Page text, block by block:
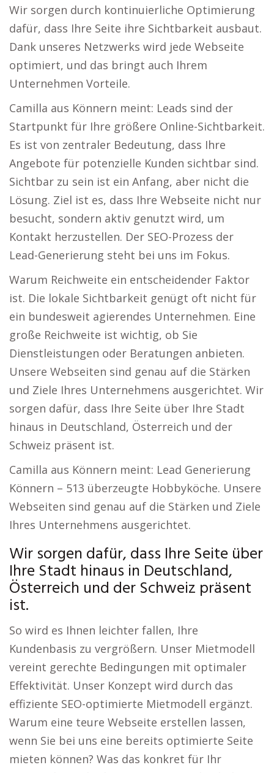
Wir sorgen durch kontinuierliche Optimierung
dafür, dass Ihre Seite ihre Sichtbarkeit ausbaut.
Dank unseres Netzwerks wird jede Webseite
optimiert, und das bringt auch Ihrem
Unternehmen Vorteile.
Camilla aus Könnern meint: Leads sind der
Startpunkt für Ihre größere Online-Sichtbarkeit.
Es ist von zentraler Bedeutung, dass Ihre
Angebote für potenzielle Kunden sichtbar sind.
Sichtbar zu sein ist ein Anfang, aber nicht die
Lösung. Ziel ist es, dass Ihre Webseite nicht nur
besucht, sondern aktiv genutzt wird, um
Kontakt herzustellen. Der SEO-Prozess der
Lead-Generierung steht bei uns im Fokus.
Warum Reichweite ein entscheidender Faktor
ist. Die lokale Sichtbarkeit genügt oft nicht für
ein bundesweit agierendes Unternehmen. Eine
große Reichweite ist wichtig, ob Sie
Dienstleistungen oder Beratungen anbieten.
Unsere Webseiten sind genau auf die Stärken
und Ziele Ihres Unternehmens ausgerichtet. Wir
sorgen dafür, dass Ihre Seite über Ihre Stadt
hinaus in Deutschland, Österreich und der
Schweiz präsent ist.
Camilla aus Könnern meint: Lead Generierung
Könnern – 513 überzeugte Hobbyköche. Unsere
Webseiten sind genau auf die Stärken und Ziele
Ihres Unternehmens ausgerichtet.
Wir sorgen dafür, dass Ihre Seite über
Ihre Stadt hinaus in Deutschland,
Österreich und der Schweiz präsent
ist.
So wird es Ihnen leichter fallen, Ihre
Kundenbasis zu vergrößern. Unser Mietmodell
vereint gerechte Bedingungen mit optimaler
Effektivität. Unser Konzept wird durch das
effiziente SEO-optimierte Mietmodell ergänzt.
Warum eine teure Webseite erstellen lassen,
wenn Sie bei uns eine bereits optimierte Seite
mieten können? Was das konkret für Ihr